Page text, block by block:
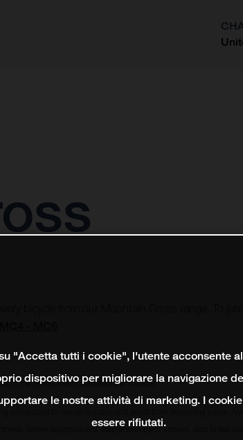
bicycle from our Mountain Cross range. To
to the components manufacturer manual.
compound to remain in place and avoid from becoming loose.
Some examples are, suspension pivot screws, disc brake
"Accetta tutti i cookie", l'utente acconsente
dispositivo per migliorare la navigazione
le nostre attività di marketing. I
essere rifiutati.